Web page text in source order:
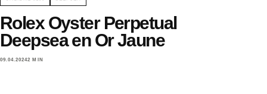
Rolex Oyster Perpetual
Deepsea en Or Jaune
09.04.20242 MIN